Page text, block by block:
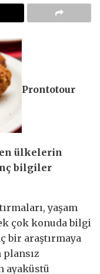
Prontotour
ülkelerin
bilgiler
yaşam
çok konuda bilgi
bir araştırmaya
plansız
ayaküstü